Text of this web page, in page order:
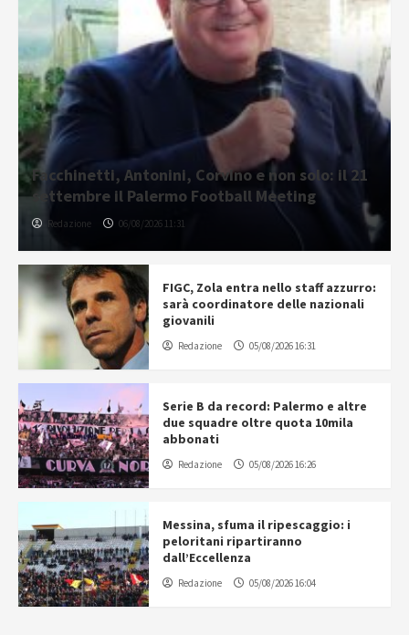
Facchinetti, Antonini, Corvino e non solo: il 21
settembre il Palermo Football Meeting
Redazione 06/08/2026 11:31
FIGC, Zola entra nello staff azzurro:
sarà coordinatore delle nazionali
giovanili
Redazione 05/08/2026 16:31
Serie B da record: Palermo e altre
due squadre oltre quota 10mila
abbonati
Redazione 05/08/2026 16:26
Messina, sfuma il ripescaggio: i
peloritani ripartiranno
dall’Eccellenza
Redazione 05/08/2026 16:04